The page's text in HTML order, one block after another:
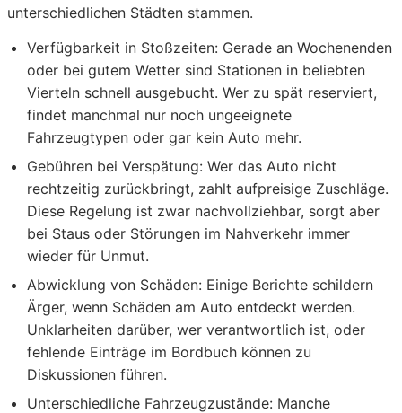
unterschiedlichen Städten stammen.
Verfügbarkeit in Stoßzeiten: Gerade an Wochenenden
oder bei gutem Wetter sind Stationen in beliebten
Vierteln schnell ausgebucht. Wer zu spät reserviert,
findet manchmal nur noch ungeeignete
Fahrzeugtypen oder gar kein Auto mehr.
Gebühren bei Verspätung: Wer das Auto nicht
rechtzeitig zurückbringt, zahlt aufpreisige Zuschläge.
Diese Regelung ist zwar nachvollziehbar, sorgt aber
bei Staus oder Störungen im Nahverkehr immer
wieder für Unmut.
Abwicklung von Schäden: Einige Berichte schildern
Ärger, wenn Schäden am Auto entdeckt werden.
Unklarheiten darüber, wer verantwortlich ist, oder
fehlende Einträge im Bordbuch können zu
Diskussionen führen.
Unterschiedliche Fahrzeugzustände: Manche